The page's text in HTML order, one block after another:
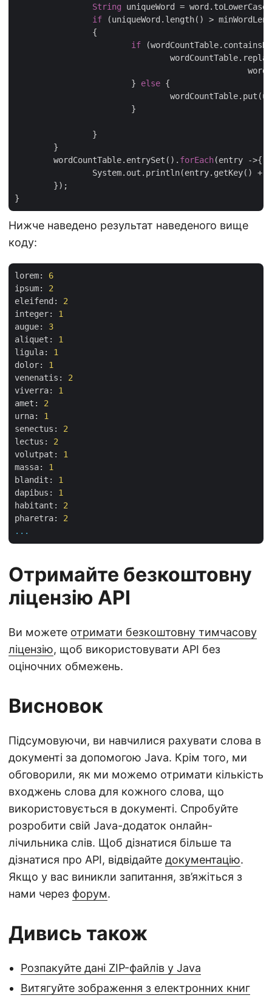
String uniqueWord =
if (uniqueWord.length() >
if
			}
else {
	wordCountTable.entrySet().
forEach(entry ->{
		System.out.println(entry.getKey() +
Нижче наведено результат наведеного вище
коду:
lorem:
6
ipsum:
2
eleifend:
2
integer:
1
augue:
3
aliquet:
1
ligula:
1
dolor:
1
venenatis:
2
viverra:
1
amet:
2
urna:
1
senectus:
2
lectus:
2
volutpat:
1
massa:
1
blandit:
1
dapibus:
1
habitant:
2
pharetra:
2
...
Отримайте безкоштовну
ліцензію API
Ви можете отримати безкоштовну тимчасову
ліцензію, щоб використовувати API без
оціночних обмежень.
Висновок
Підсумовуючи, ви навчилися рахувати слова в
документі за допомогою Java. Крім того, ми
обговорили, як ми можемо отримати кількість
входжень слова для кожного слова, що
використовується в документі. Спробуйте
розробити свій Java-додаток онлайн-
лічильника слів. Щоб дізнатися більше та
дізнатися про API, відвідайте документацію.
Якщо у вас виникли запитання, зв’яжіться з
нами через форум.
Дивись також
Розпакуйте дані ZIP-файлів у Java
Витягуйте зображення з електронних книг